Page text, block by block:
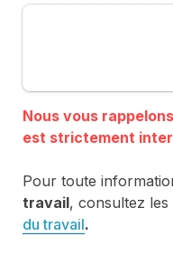
Nous vous
Pour toute
travail, consultez les
du travail